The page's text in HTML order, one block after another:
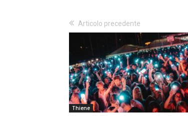
Articolo precedente
Thiene